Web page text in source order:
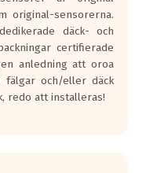
original-sensorerna.
däck- och
certifierade
anledning att oroa
och/eller däck
redo att installeras!